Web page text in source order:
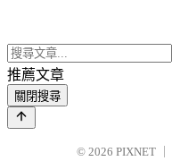
推薦文章
關閉搜尋
© 2026 PIXNET